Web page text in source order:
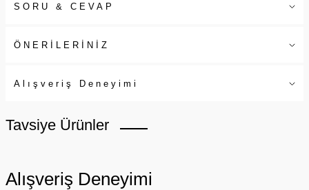
SORU & CEVAP
ÖNERİLERİNİZ
Alışveriş Deneyimi
Tavsiye Ürünler
Alışveriş Deneyimi